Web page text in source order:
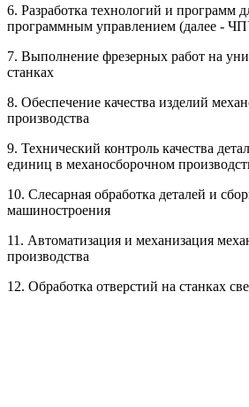
6. Разработка технологий и программ
программным управлением (далее -
7. Выполнение фрезерных работ на
станках
8. Обеспечение качества изделий
производства
9. Технический контроль качества
единиц в механосборочном
10. Слесарная обработка деталей и
машиностроения
11. Автоматизация и механизация
производства
12. Обработка отверстий на станках